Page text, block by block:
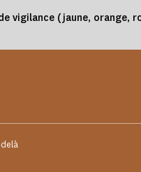
vigilance (jaune,